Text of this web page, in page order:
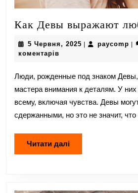
Как Девы выражают
5 Червня, 2025 5| paycomp |
коментарів
Люди, рожденные под знаком
мастера внимания к деталям. У
всему, включая чувства. Девы
сдержанными, но это не значит, что
Читати даліЧитати
далі